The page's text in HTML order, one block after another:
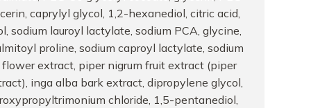
caprylyl glycol, 1,2-hexanediol, citric acid,
sodium lauroyl lactylate, sodium PCA, glycine,
proline, sodium caproyl lactylate, sodium
extract, piper nigrum fruit extract (piper
inga alba bark extract, dipropylene glycol,
chloride, 1,5-pentanediol,